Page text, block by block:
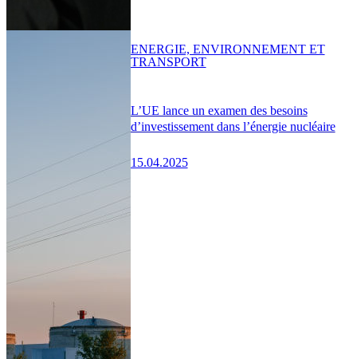
L’UE lance un examen des besoins
d’investissement dans l’énergie nucléaire
15.04.2025
ENERGIE, ENVIRONNEMENT ET
TRANSPORT